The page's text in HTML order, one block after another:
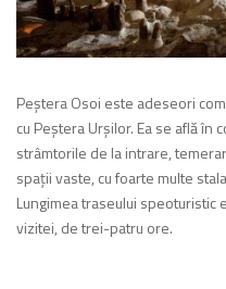
Peştera Osoi este adeseori
cu Peştera Urşilor. Ea se află în
strâmtorile de la intrare,
spaţii vaste, cu foarte multe
Lungimea traseului
vizitei, de trei-patru ore.